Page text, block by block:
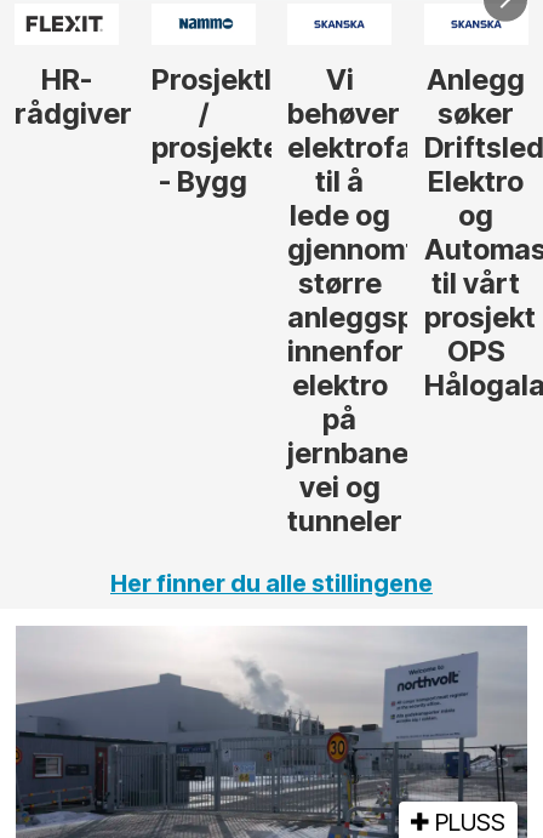
Prosjektleder
/
prosjekteringsleder
Vi
behøver
elektrofagfolk
til å
gjennomføre
anleggsprosjekter
Anlegg
søker
Driftsleder
Elektro
og
Automasjon
til vårt
prosjekt
OPS
Senior
- Asker
Her finner du alle stillingene
PLUSS